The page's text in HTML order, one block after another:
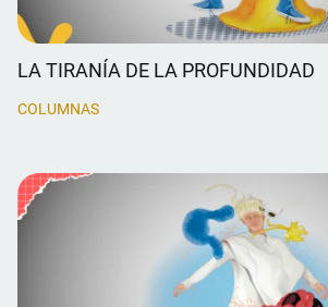
LA TIRANÍA DE LA PROFUNDIDAD
COLUMNAS